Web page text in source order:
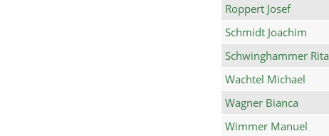
Roppert Josef
Schmidt Joachim
Schwinghammer Rita
Wachtel Michael
Wagner Bianca
Wimmer Manuel